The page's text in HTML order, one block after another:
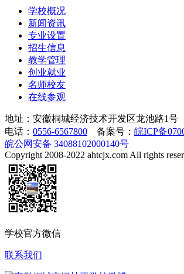
学校概况
新闻资讯
专业设置
招生信息
教学管理
创业就业
名师校友
在线参观
地址：安徽桐城经济技术开发区龙池路1号
电话： 0556-6567800 备案号： 皖ICP备
皖公网安备 34088102000140号
Copyright 2008-2022 ahtcjx.com All rights
学校官方微信
联系我们